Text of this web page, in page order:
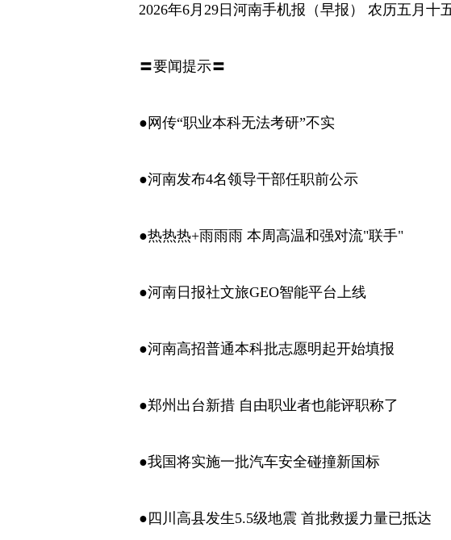
2026年6月29日河南手机报（早报） 农历五月十
〓要闻提示〓
●网传“职业本科无法考研”不实
●河南发布4名领导干部任职前公示
●热热热+雨雨雨 本周高温和强对流"联手"
●河南日报社文旅GEO智能平台上线
●河南高招普通本科批志愿明起开始填报
●郑州出台新措 自由职业者也能评职称了
●我国将实施一批汽车安全碰撞新国标
●四川高县发生5.5级地震 首批救援力量已抵达